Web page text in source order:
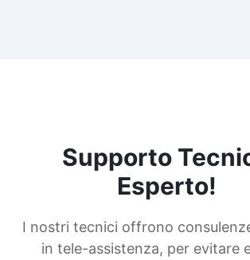
Supporto
Esperto!
I nostri tecnici offrono
in tele-assistenza, per evitare